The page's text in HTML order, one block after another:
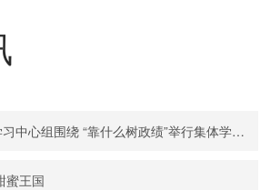
心组围绕 “靠什么树政绩”举行集体学习研讨
蜜王国